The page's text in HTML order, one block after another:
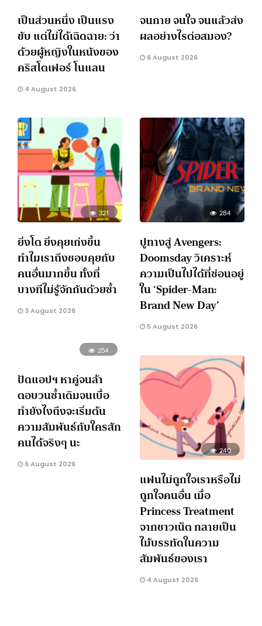
เป็นส่วนหนึ่ง เป็นแรง
ขับ แต่ไม่ได้เฉิดฉาย: ว่า
ด้วยผู้หญิงในหนังของ
คริสโตเฟอร์ โนแลน
4 August 2026
จนกาย จนใจ จนแล้วส่ง
ผลอย่างไรต่อสมอง?
6 August 2026
321
ยิ่งโต ยิ่งคุยเก่งขึ้น
ทำไมเราถึงชอบคุยกับ
คนอื่นมากขึ้น ทั้งที่
บางทีไม่รู้จักกันด้วยซ้ำ
3 August 2026
284
ปูทางสู่ Avengers:
Doomsday วิเคราะห์
ความเป็นไปได้ที่ซ่อนอยู่
ใน ‘Spider-Man:
Brand New Day’
5 August 2026
254
ปัดแอปฯ หาคู่จนล้า
ตอบวนซ้ำเดิมจนเบื่อ
ทำยังไงถึงจะเริ่มต้น
ความสัมพันธ์กับใครสัก
คนได้จริงๆ นะ
6 August 2026
240
แฟนไม่ถูกใจเราหรือไม่
ถูกใจคนอื่น เมื่อ
Princess Treatment
จากชาวเน็ต กลายเป็น
ไม้บรรทัดในความ
สัมพันธ์ของเรา
4 August 2026